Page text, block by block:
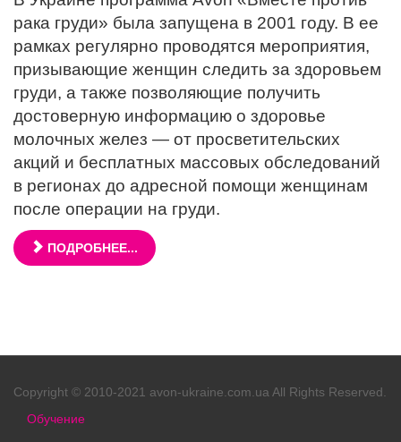
рака груди» была запущена в 2001 году. В ее
рамках регулярно проводятся мероприятия,
призывающие женщин следить за здоровьем
груди, а также позволяющие получить
достоверную информацию о здоровье
молочных желез — от просветительских
акций и бесплатных массовых обследований
в регионах до адресной помощи женщинам
после операции на груди.
ПОДРОБНЕЕ...
Copyright © 2010-2021 avon-ukraine.com.ua All Rights Reserved.
Обучение